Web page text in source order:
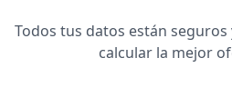
Todos tus datos están
calcular la mejor